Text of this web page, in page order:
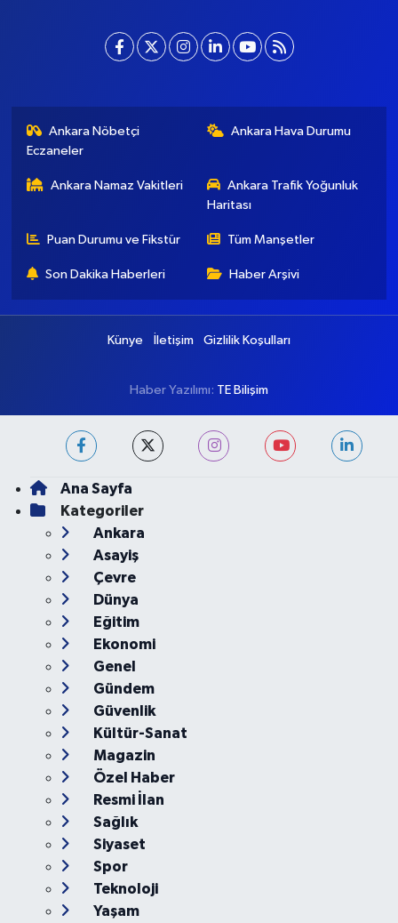
Ankara Nöbetçi
Eczaneler
Ankara Hava Durumu
Ankara Namaz Vakitleri
Ankara Trafik Yoğunluk
Haritası
Puan Durumu ve Fikstür Tüm Manşetler
Son Dakika Haberleri Haber Arşivi
Künye İletişim Gizlilik Koşulları
Haber Yazılımı: TE Bilişim
Ana Sayfa
Kategoriler
Ankara
Asayiş
Çevre
Dünya
Eğitim
Ekonomi
Genel
Gündem
Güvenlik
Kültür-Sanat
Magazin
Özel Haber
Resmi İlan
Sağlık
Siyaset
Spor
Teknoloji
Yaşam